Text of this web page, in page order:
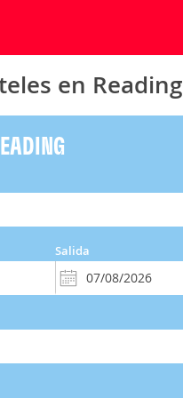
en Reading
Salida